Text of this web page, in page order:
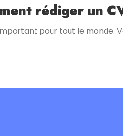
rédiger un
pour tout le monde.